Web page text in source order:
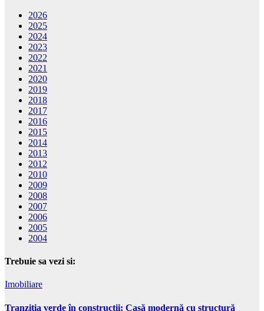
2026
2025
2024
2023
2022
2021
2020
2019
2018
2017
2016
2015
2014
2013
2012
2010
2009
2008
2007
2006
2005
2004
Trebuie sa vezi si:
Imobiliare
Tranziția verde în construcții: Casă modernă cu structură